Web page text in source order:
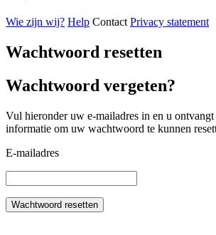
Wie zijn wij? Help Contact Privacy statement
Wachtwoord resetten
Wachtwoord vergeten?
Vul hieronder uw e-mailadres in en u
informatie om uw wachtwoord te kunnen
E-mailadres
Wachtwoord resetten